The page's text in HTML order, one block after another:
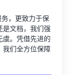
，更致力于保
是文档，我们强
虞。凭借先进的
我们全方位保障